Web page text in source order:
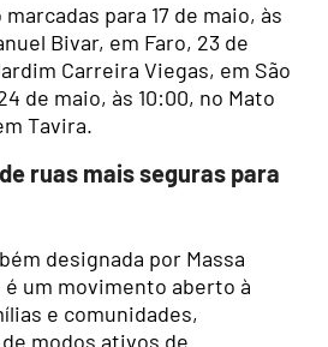
para 17 de maio, às
Bivar, em Faro, 23 de
Carreira Viegas, em São
de maio, às 10:00, no Mato
Tavira.
ruas mais seguras para
designada por Massa
um movimento aberto à
e comunidades,
modos ativos de